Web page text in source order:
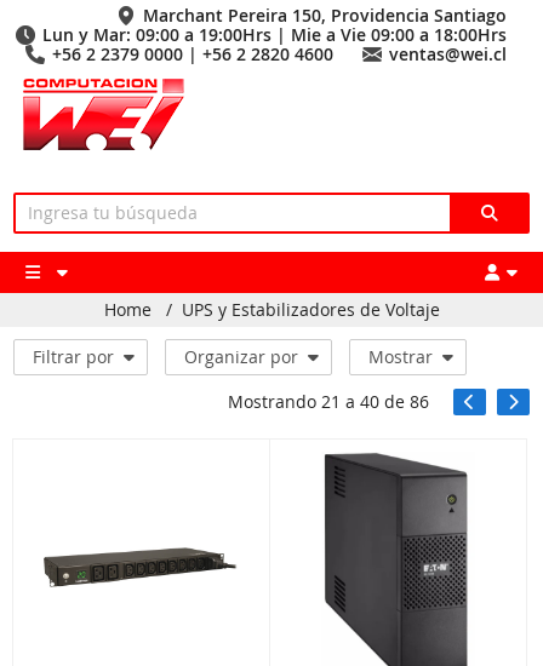
Marchant Pereira 150, Providencia Santiago
Lun y Mar: 09:00 a 19:00Hrs | Mie a Vie 09:00 a 18:00Hrs
+56 2 2379 0000 | +56 2 2820 4600
ventas@wei.cl
Home / UPS y Estabilizadores de Voltaje
Filtrar por Organizar por
Mostrar
Mostrando 21 a 40de 86